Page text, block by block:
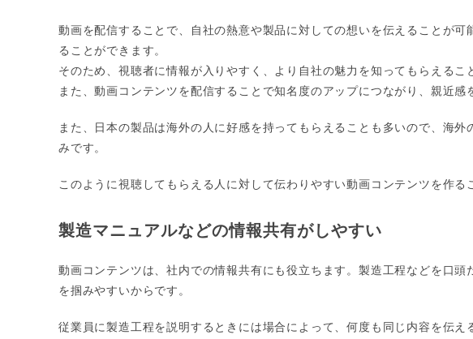
動画を配信することで、自社の熱意や製品に対しての想いを伝えることが
ることができます。
そのため、視聴者に情報が入りやすく、より自社の魅力を知ってもらえるこ
また、動画コンテンツを配信することで知名度のアップにつながり、親近感
また、日本の製品は海外の人に好感を持ってもらえることも多いので、海
みです。
このように視聴してもらえる人に対して伝わりやすい動画コンテンツを作る
製造マニュアルなどの情報共有がしやすい
動画コンテンツは、社内での情報共有にも役立ちます。製造工程などを口
を掴みやすいからです。
従業員に製造工程を説明するときには場合によって、何度も同じ内容を伝え